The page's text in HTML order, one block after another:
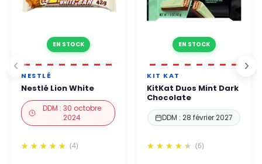
EN STOCK
NESTLÉ
Nestlé Lion White
DDM : 30 octobre
2024
(4)
EN STOCK
KIT KAT
KitKat Duos Mint Dark
Chocolate
DDM : 28 février 2027
(6)